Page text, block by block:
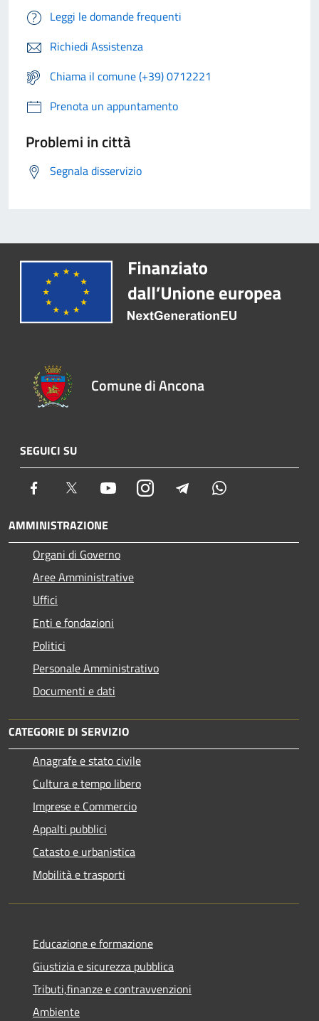
Leggi le domande frequenti
Richiedi Assistenza
Chiama il comune (+39) 0712221
Prenota un appuntamento
Problemi in città
Segnala disservizio
Comune di Ancona
SEGUICI SU
Facebook Twitter YoutubeInstagram Telegram
AMMINISTRAZIONE
Organi di Governo
Aree Amministrative
Uffici
Enti e fondazioni
Politici
Personale Amministrativo
Documenti e dati
CATEGORIE DI SERVIZIO
Anagrafe e stato civile
Cultura e tempo libero
Imprese e Commercio
Appalti pubblici
Catasto e urbanistica
Mobilità e trasporti
Educazione e formazione
Giustizia e sicurezza pubblica
Tributi,finanze e contravvenzioni
Ambiente